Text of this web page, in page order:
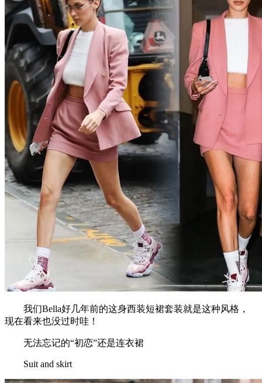
我们Bella好几年前的这身西装短裙套装就是这种风格，
现在看来也没过时哇！
无法忘记的“初恋”还是连衣裙
Suit and skirt